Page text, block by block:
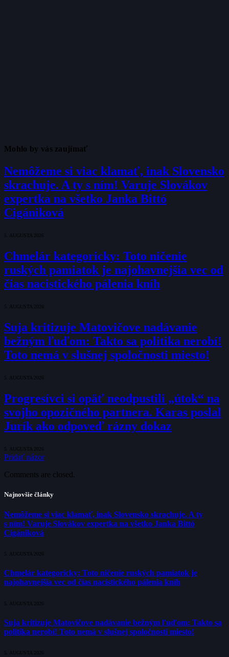
Mohlo by vás zaujímať
Nemôžeme si viac klamať, inak Slovensko
skrachuje. A ty s ním! Varuje Slovákov
expertka na všetko Janka Bittó
Cigániková
5. AUGUSTA 2026
Chmelár kategoricky: Toto ničenie
ruských pamiatok je najohavnejšia vec od
čias nacistického pálenia kníh
5. AUGUSTA 2026
Suja kritizuje Matovičove nadávanie
bežným ľuďom: Takto sa politika nerobí!
Toto nemá v slušnej spoločnosti miesto!
5. AUGUSTA 2026
Progresívci si opäť neodpustili „útok“ na
svojho opozičného partnera. Karas poslal
Jurík ako odpoveď rázny dokaz
5. AUGUSTA 2026
Pridať názor
Comments are closed.
Najnovšie články
Nemôžeme si viac klamať, inak Slovensko skrachuje. A ty
s ním! Varuje Slovákov expertka na všetko Janka Bittó
Cigániková
5. AUGUSTA 2026
Chmelár kategoricky: Toto ničenie ruských pamiatok je
najohavnejšia vec od čias nacistického pálenia kníh
5. AUGUSTA 2026
Suja kritizuje Matovičove nadávanie bežným ľuďom: Takto sa
politika nerobí! Toto nemá v slušnej spoločnosti miesto!
5. AUGUSTA 2026